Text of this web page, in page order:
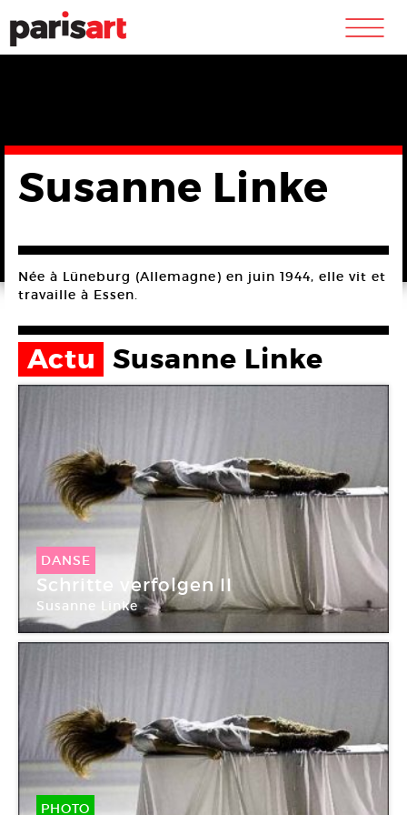
m
Susanne Linke
Née à Lüneburg (Allemagne) en juin 1944, elle vit et
travaille à Essen.
Actu Susanne Linke
DANSE
Schritte verfolgen II
Susanne Linke
PHOTO